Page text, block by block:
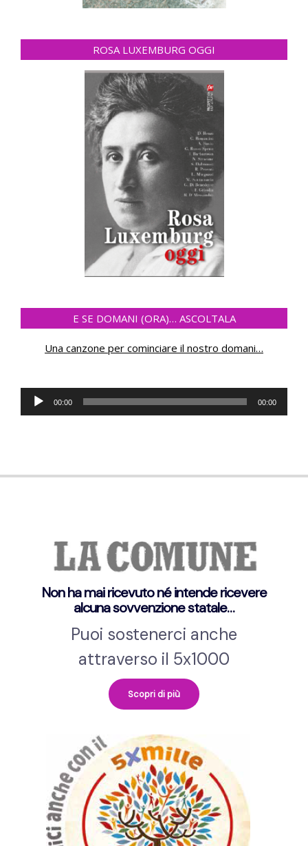
ROSA LUXEMBURG OGGI
E SE DOMANI (ORA)… ASCOLTALA
Una canzone per cominciare il nostro domani…
Audio
Player
00:00 00:00
Non ha mai ricevuto né intende ricevere
alcuna sovvenzione statale…
Puoi sostenerci anche
attraverso il 5x1000
Scopri di più